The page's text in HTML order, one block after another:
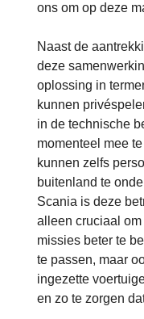
ons om op deze
Naast de
deze
oplossing in
kunnen
in de technische
momenteel mee
kunnen zelfs
buitenland te
Scania is deze
alleen cruciaal
missies beter te
te passen, maar
ingezette
en zo te zorgen